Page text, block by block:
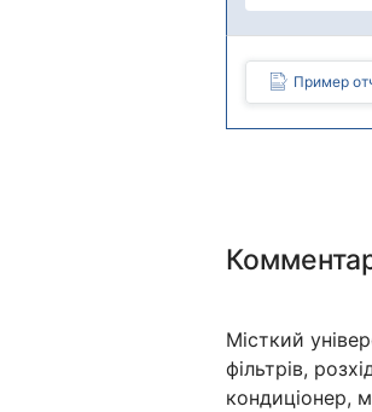
Пример
Місткий
фільтрів,
кондиціонер,